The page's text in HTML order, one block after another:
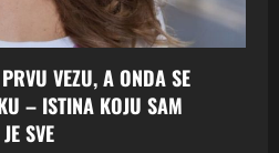
VEZU, A ONDA SE
– ISTINA KOJU SAM
SVE